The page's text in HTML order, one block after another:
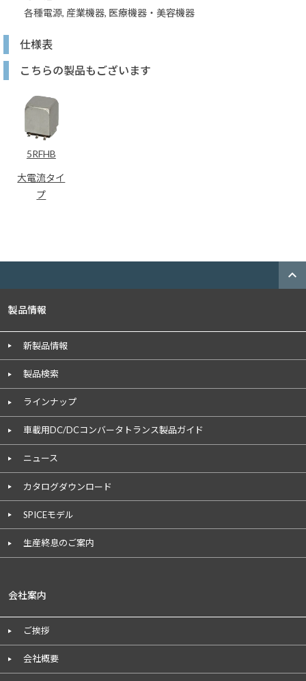
各種電源, 産業機器, 医療機器・美容機器
仕様表
こちらの製品もございます
5RFHB
大電流タイ
プ
expand_less
製品情報
新製品情報
製品検索
ラインナップ
車載用DC/DCコンバータトランス製品ガイド
ニュース
カタログダウンロード
SPICEモデル
生産終息のご案内
会社案内
ご挨拶
会社概要